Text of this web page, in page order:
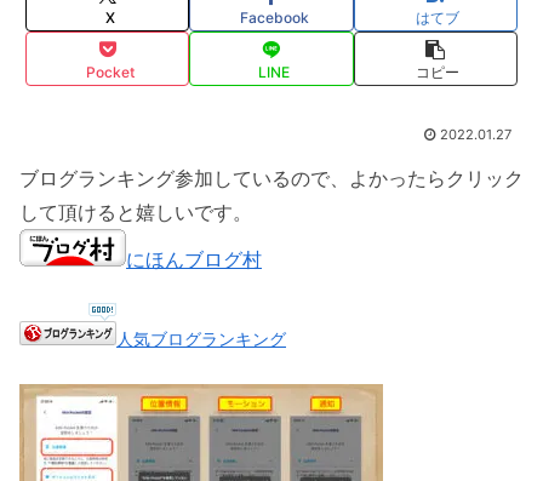
X Facebook はてブ
Pocket LINE コピー
2022.01.27
ブログランキング参加しているので、よかったらクリック
して頂けると嬉しいです。
にほんブログ村
人気ブログランキング